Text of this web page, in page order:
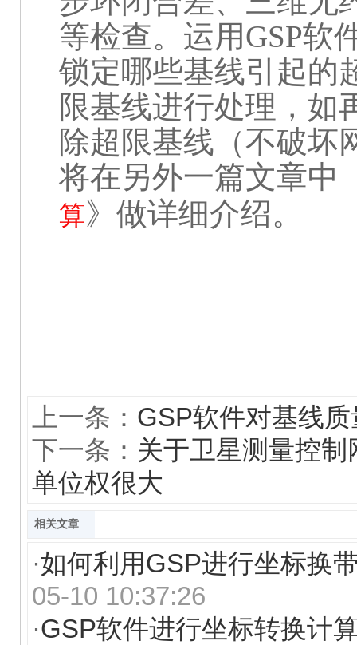
等检查。运用GSP软
锁定哪些基线引起的
限基线进行处理，如
除超限基线（不破坏
将在另外一篇文章中
算》做详细介绍。
上一条： GSP软件对基线
下一条： 关于卫星测量控
单位权很大
相关文章
·如何利用GSP进行坐标换
05-10 10:37:26
·GSP软件进行坐标转换计